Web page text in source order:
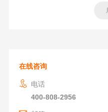
在线咨询
电话
400-808-2956